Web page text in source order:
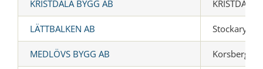
KRISTDALA BYGG AB KRISTDALA
LÄTTBALKEN AB Stockaryd
MEDLÖVS BYGG AB Korsberga